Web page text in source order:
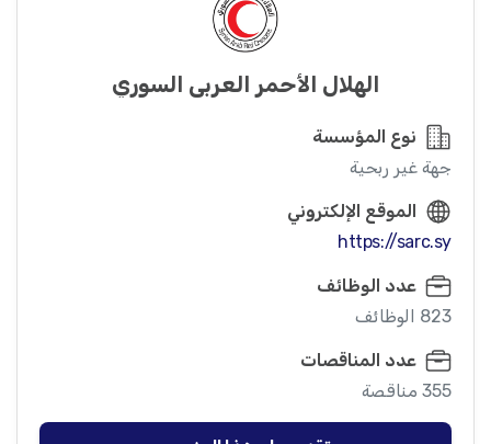
الهلال الأحمر العربي السوري
نوع المؤسسة
جهة غير ربحية
الموقع الإلكتروني
https://sarc.sy
عدد الوظائف
823 الوظائف
عدد المناقصات
355 مناقصة